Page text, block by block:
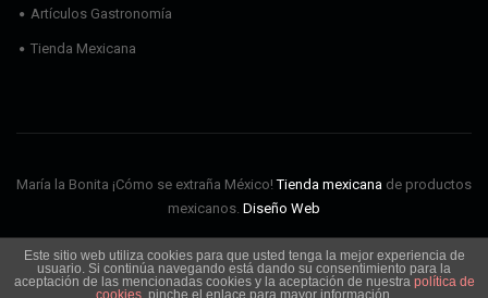
Este sitio web utiliza cookies para que usted tenga la mejor experiencia de
usuario. Si continúa navegando está dando su consentimiento para la
aceptación de las mencionadas cookies y la aceptación de nuestra política de
cookies, pinche el enlace para mayor información.
Artículos Gastronomía
Tienda Mexicana
María la Bonita ¡Cómo se extraña México!Tienda mexicana de productos
mexicanos. Diseño Web
Envíos Aviso Legal Política de cookies
Política de privacidad
Condiciones de Uso